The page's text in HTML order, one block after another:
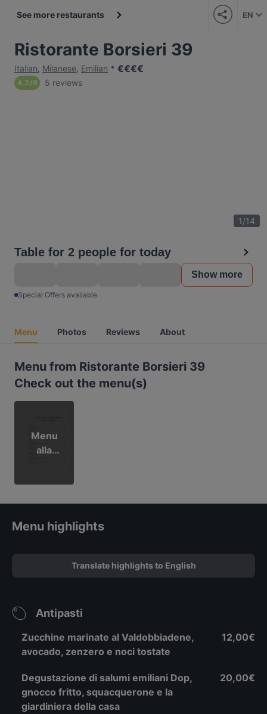
See more restaurants EN
Ristorante Borsieri 39
Italian, Milanese, Emilian €€€€
4.2 /6 5 reviews
1/14
Table for 2 people for today
Show more
Special Offers available
Menu Photos Reviews About
Menu from Ristorante Borsieri 39
Check out the menu(s)
Menu
alla
Menu highlights
Translate highlights to English
Antipasti
Zucchine marinate al Valdobbiadene,
avocado, zenzero e noci tostate
12,00€
Degustazione di salumi emiliani Dop,
gnocco fritto, squacquerone e la
giardiniera della casa
20,00€